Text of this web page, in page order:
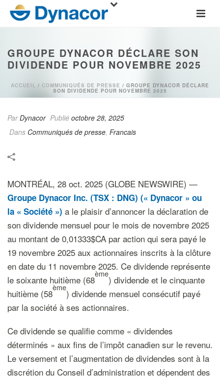
GROUPE DYNACOR DÉCLARE SON
DIVIDENDE POUR NOVEMBRE 2025
ACCUEIL / COMMUNIQUÉS DE PRESSE / GROUPE DYNACOR DÉCLARE
SON DIVIDENDE POUR NOVEMBRE 2025
ParDynacor Publié octobre 28, 2025
Dans Communiqués de presse, Francais
MONTRÉAL, 28 oct. 2025 (GLOBE NEWSWIRE) —
Groupe Dynacor Inc. (TSX : DNG) (« Dynacor » ou
la « Société ») a le plaisir d’annoncer la déclaration de
son dividende mensuel pour le mois de novembre 2025
au montant de 0,01333$CA par action qui sera payé le
19 novembre 2025 aux actionnaires inscrits à la clôture
en date du 11 novembre 2025. Ce dividende représente
le soixante huitième (68
ème
) dividende et le cinquante
huitième (58
ème
) dividende mensuel consécutif payé
par la société à ses actionnaires.
Ce dividende se qualifie comme « dividendes
déterminés » aux fins de l’impôt canadien sur le revenu.
Le versement et l’augmentation de dividendes sont à la
discrétion du Conseil d’administration et dépendent des